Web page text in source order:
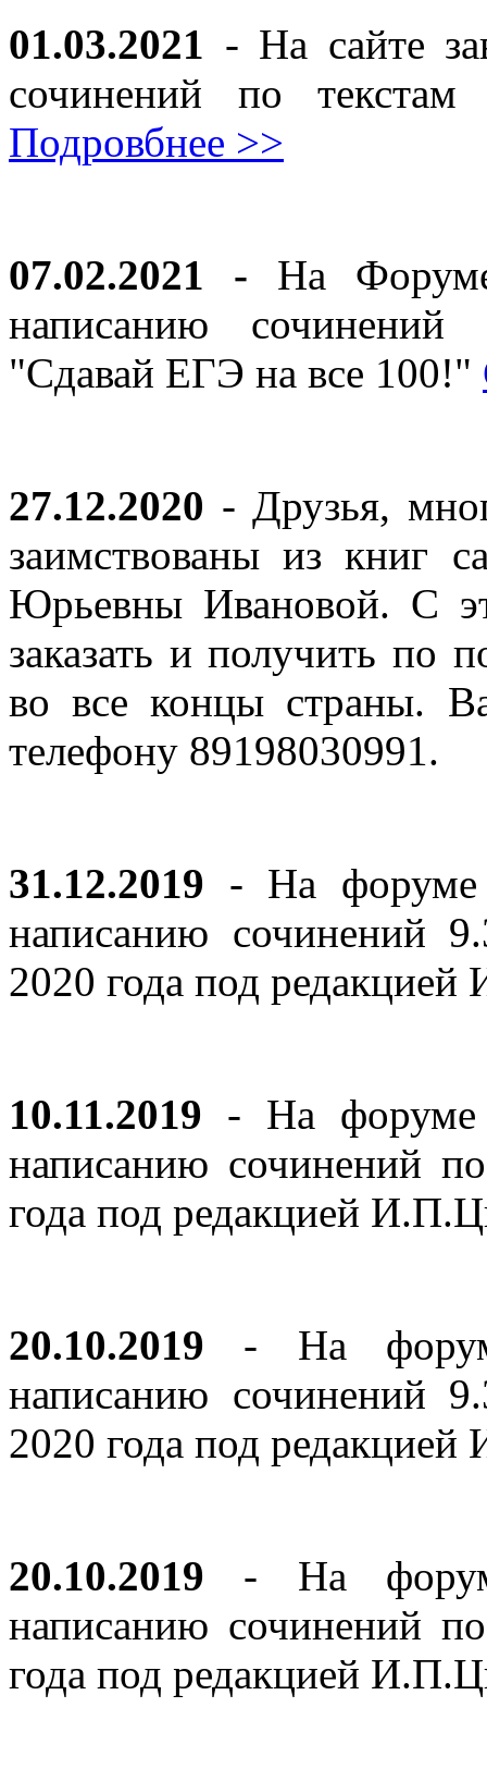
01.03.2021 - На сайте
сочинений по
Подровбнее >>
07.02.2021 - На
написанию
"Сдавай ЕГЭ на все 100!"
27.12.2020 - Друзья,
заимствованы из книг
Юрьевны Ивановой. С
заказать и получить по
во все концы страны.
телефону 89198030991.
31.12.2019 - На форуме
написанию сочинений
2020 года под
10.11.2019 - На форуме
написанию сочинений
года под редакцией
20.10.2019 - На
написанию сочинений
2020 года под
20.10.2019 - На
написанию сочинений
года под редакцией